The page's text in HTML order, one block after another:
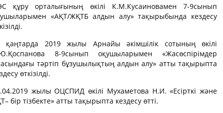
құру орталығының өкілі К.М.Кусаиновамен 7-9сынып
«АҚТ/ЖҚТБ алдын алу» тақырыбында кездесу
қаңтарда 2019 жылы Арнайы әкімшілік сотының өкілі
8-9сынып оқушыларымен «Жасөспірімдер
тәртіп бұзушылықтың алдын алу» атты тақырыпта
өткізілді.
жылы ОЦСПИД өкілі Мухаметова Н.И. «Есірткі және
бір тізбекте» атты тақырыпта кездесу өтті.